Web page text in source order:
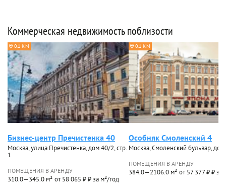
Коммерческая недвижимость поблизости
0.1 КМ
Бизнес-центр Пречистенка 40
Москва, улица Пречистенка, дом 40/2, стр.
1
ПОМЕЩЕНИЯ В АРЕНДУ
310.0—345.0 м² от 58 065 ₽ ₽ за м²/год
0.1 КМ
Особняк Смоленский 4
Москва, Смоленский бульвар, дом
ПОМЕЩЕНИЯ В АРЕНДУ
384.0—2106.0 м² от 57 377 ₽ ₽ за